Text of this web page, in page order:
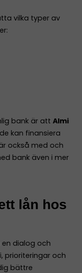
vilka typer av
bank är att Almi
kan finansiera
också med och
bank även i mer
lån hos
dialog och
prioriteringar och
bättre